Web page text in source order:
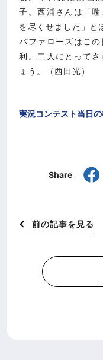
子。西浦さんは「
を尽くせました」と
バファローズはこ
利。二人にとって
ょう。（西田光）
実況コンテスト当日の
Share
前の記事を見る